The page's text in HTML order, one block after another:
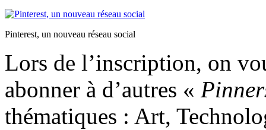
Pinterest, un nouveau réseau social
Lors de l’inscription, on
abonner à d’autres «
thématiques : Art,